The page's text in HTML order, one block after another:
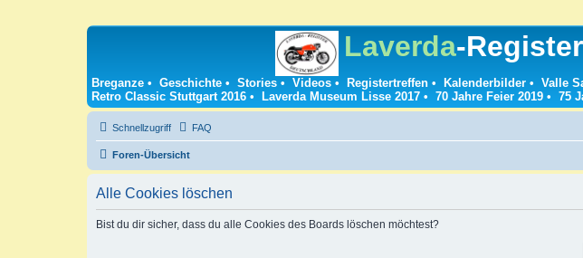
Laverda-Register
Breganze • Geschichte • Stories • Videos • Registertreffen • Kalenderbilder • Valle
Retro Classic Stuttgart 2016 • Laverda Museum Lisse 2017 • 70 Jahre Feier 2019 • 75
Schnellzugriff FAQ
Foren-Übersicht
Alle Cookies löschen
Bist du dir sicher, dass du alle Cookies des Boards löschen möchtest?